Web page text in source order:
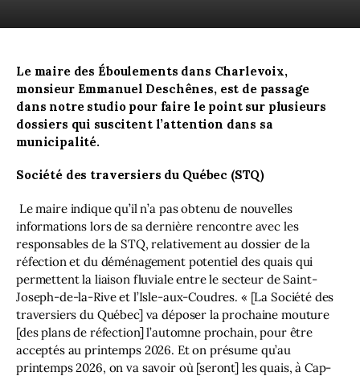
Le maire des Éboulements dans Charlevoix,
monsieur Emmanuel Deschênes, est de passage
dans notre studio pour faire le point sur plusieurs
dossiers qui suscitent l’attention dans sa
municipalité.
Société des traversiers du Québec (STQ)
Le maire indique qu’il n’a pas obtenu de nouvelles
informations lors de sa dernière rencontre avec les
responsables de la STQ, relativement au dossier de la
réfection et du déménagement potentiel des quais qui
permettent la liaison fluviale entre le secteur de Saint-
Joseph-de-la-Rive et l’Isle-aux-Coudres. « [La Société des
traversiers du Québec] va déposer la prochaine mouture
[des plans de réfection] l’automne prochain, pour être
acceptés au printemps 2026. Et on présume qu’au
printemps 2026, on va savoir où [seront] les quais, à Cap-